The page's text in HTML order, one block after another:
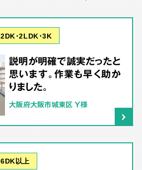
2DK･2LDK･3K
説明が明確で誠実だったと
思います。作業も早く助か
りました。
大阪府大阪市城東区 Y様
6DK以上